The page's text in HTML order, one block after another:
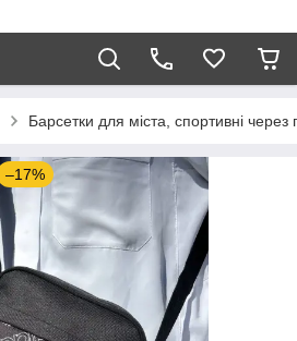
Барсетки для міста, спортивні через
–17%